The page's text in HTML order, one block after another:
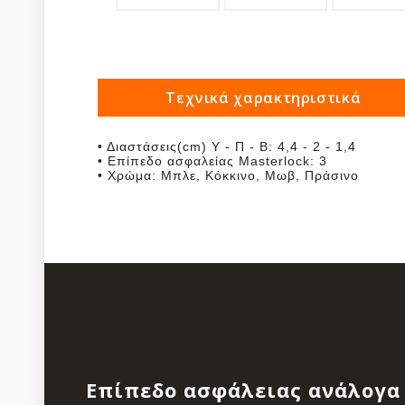
Τεχνικά χαρακτηριστικά
• Διαστάσεις(cm) Υ - Π - Β: 4,4 - 2 - 1,4
• Επίπεδο ασφαλείας Masterlock: 3
• Χρώμα: Μπλε, Κόκκινο, Μωβ, Πράσινο
Επίπεδο ασφάλειας ανάλογα